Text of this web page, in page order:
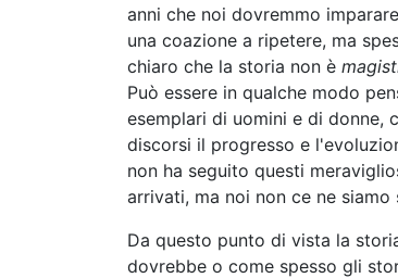
anni che noi dovremmo
una coazione a ripetere, ma
chiaro che la storia non è
Può essere in qualche modo
esemplari di uomini e di donne,
discorsi il progresso e
non ha seguito questi
arrivati, ma noi non ce ne
Da questo punto di vista la
dovrebbe o come spesso gli